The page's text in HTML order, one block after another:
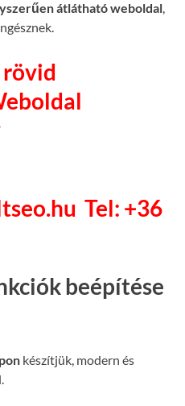
átlátható weboldal,
Tel: +36
beépítése
készítjük, modern és